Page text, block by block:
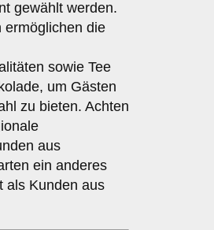
gewählt werden.
ermöglichen die
sowie Tee
um Gästen
zu bieten. Achten
aus
ein anderes
als Kunden aus